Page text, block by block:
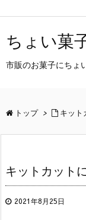
ちょい菓
市販のお菓子にちょ
トップ > キット
キットカット
2021年8月25日